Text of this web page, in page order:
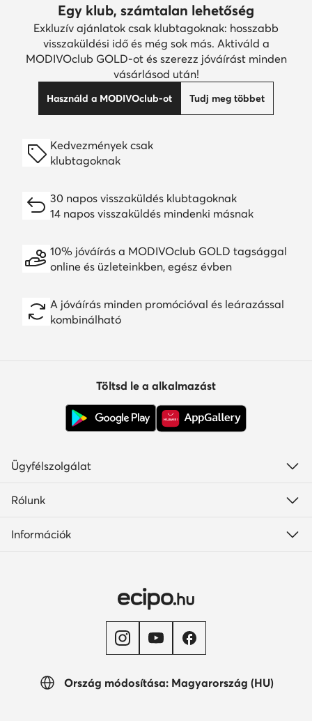
Egy klub, számtalan lehetőség
Exkluzív ajánlatok csak klubtagoknak: hosszabb
visszaküldési idő és még sok más. Aktiváld a
MODIVOclub GOLD-ot és szerezz jóváírást minden
vásárlásod után!
Használd a MODIVOclub-ot Tudj meg többet
Kedvezmények csak
klubtagoknak
30 napos visszaküldés klubtagoknak
14 napos visszaküldés mindenki másnak
10% jóváírás a MODIVOclub GOLD tagsággal
online és üzleteinkben, egész évben
A jóváírás minden promócióval és leárazással
kombinálható
Ország módosítása: Magyarország (HU)
Töltsd le a alkalmazást
Ügyfélszolgálat
Rólunk
Információk